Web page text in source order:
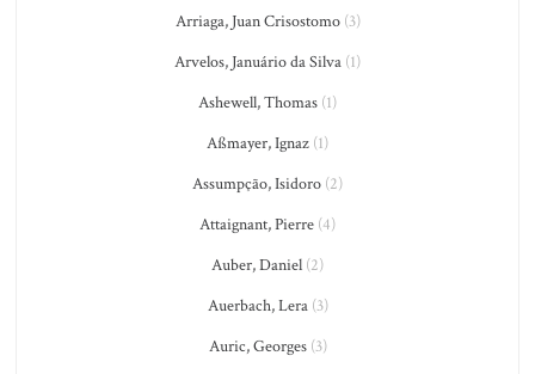
Arriaga, Juan Crisostomo(3)
Arvelos, Januário da Silva (1)
Ashewell, Thomas (1)
Aßmayer, Ignaz (1)
Assumpção, Isidoro (2)
Attaignant, Pierre (4)
Auber, Daniel (2)
Auerbach, Lera(3)
Auric, Georges(3)